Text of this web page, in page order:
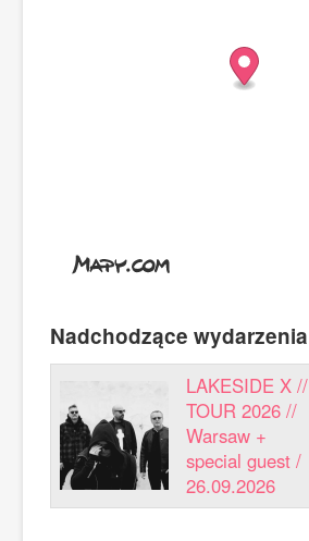
Nadchodzące wydarzenia
LAKESIDE X //
TOUR 2026 //
Warsaw +
special guest /
26.09.2026